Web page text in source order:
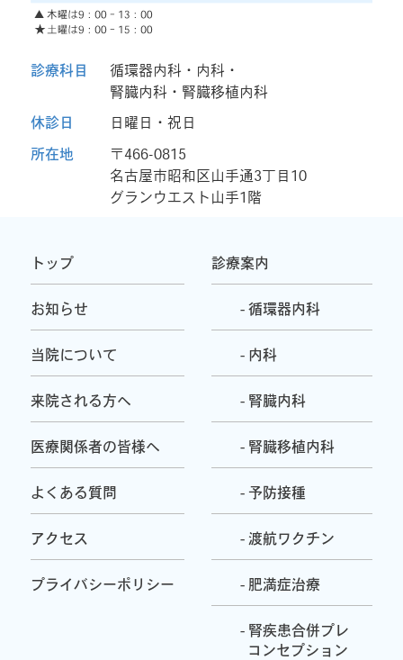
診療科目
循環器内科・内科・
腎臓内科・腎臓移植内科
休診日 日曜日・祝日
所在地
〒466-0815
名古屋市昭和区山手通3丁目10
グランウエスト山手1階
トップ
お知らせ
当院について
来院される方へ
医療関係者の皆様へ
よくある質問
アクセス
プライバシーポリシー
診療案内
- 循環器内科
- 内科
- 腎臓内科
- 腎臓移植内科
- 予防接種
- 渡航ワクチン
- 肥満症治療
- 腎疾患合併プレ
コンセプション